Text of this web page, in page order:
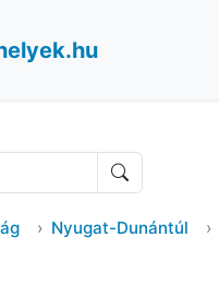
Nyugat-Dunántúl